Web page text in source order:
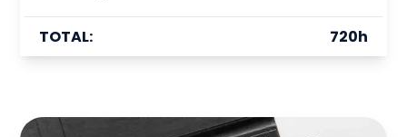
TOTAL: 720h